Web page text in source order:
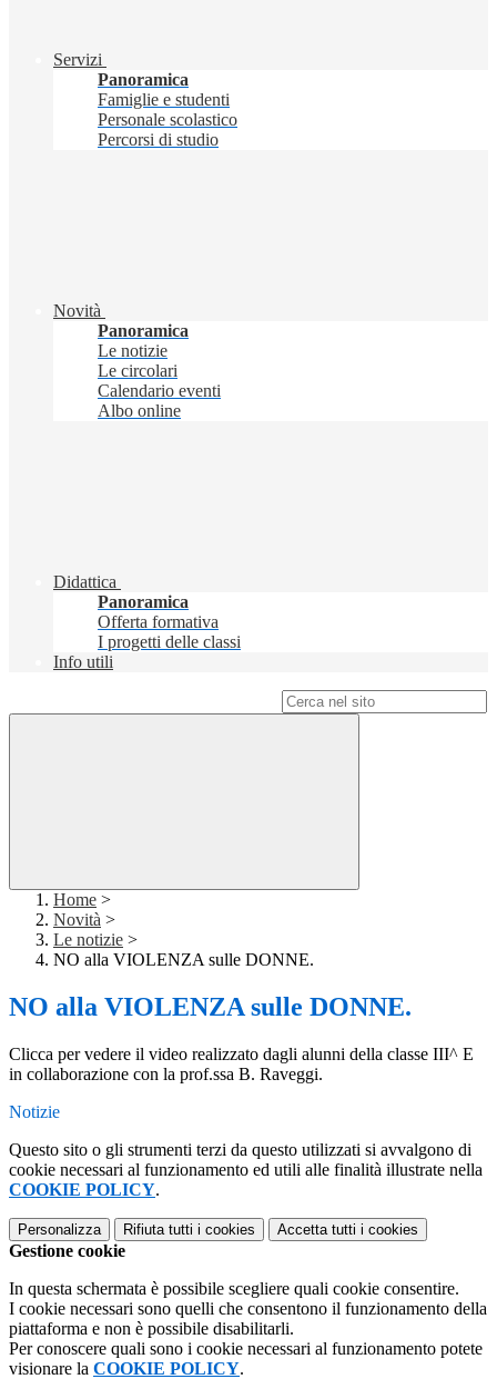
Servizi
Panoramica
Famiglie e studenti
Personale scolastico
Percorsi di studio
Novità
Panoramica
Le notizie
Le circolari
Calendario eventi
Albo online
Didattica
Panoramica
Offerta formativa
I progetti delle classi
Info utili
Home >
Novità >
Le notizie >
NO alla VIOLENZA sulle DONNE.
NO alla VIOLENZA sulle DONNE.
Clicca per vedere il video realizzato dagli alunni della classe III^ E
in collaborazione con la prof.ssa B. Raveggi.
Notizie
Questo sito o gli strumenti terzi da questo utilizzati si avvalgono di
cookie necessari al funzionamento ed utili alle finalità illustrate nella
COOKIE POLICY.
Personalizza Rifiuta tutti i cookies Accetta tutti i cookies
Gestione cookie
In questa schermata è possibile scegliere quali cookie consentire.
I cookie necessari sono quelli che consentono il funzionamento della
piattaforma e non è possibile disabilitarli.
Per conoscere quali sono i cookie necessari al funzionamento potete
visionare la COOKIE POLICY.